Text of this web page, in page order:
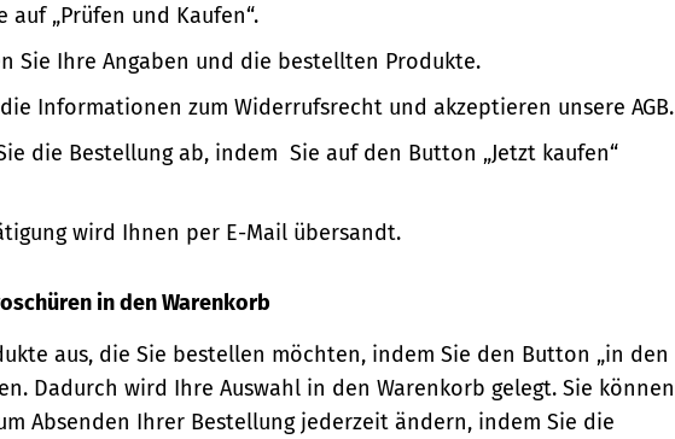
auf „Prüfen und Kaufen“.
Sie Ihre Angaben und die bestellten Produkte.
Informationen zum Widerrufsrecht und akzeptieren unsere AGB.
die Bestellung ab, indem Sie auf den Button „Jetzt kaufen“
wird Ihnen per E-Mail übersandt.
in den Warenkorb
aus, die Sie bestellen möchten, indem Sie den Button „in den
Dadurch wird Ihre Auswahl in den Warenkorb gelegt. Sie können
Absenden Ihrer Bestellung jederzeit ändern, indem Sie die